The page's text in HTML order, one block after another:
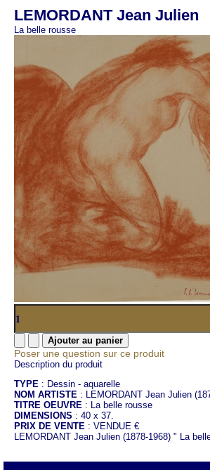
LEMORDANT Jean Julien
La belle rousse
Poser une question sur ce produit
Description du produit
TYPE : Dessin - aquarelle
NOM ARTISTE : LEMORDANT Jean Julien
TITRE OEUVRE : La belle rousse
DIMENSIONS : 40 x 37.
PRIX DE VENTE : VENDUE €
LEMORDANT Jean Julien (1878-1968) " La